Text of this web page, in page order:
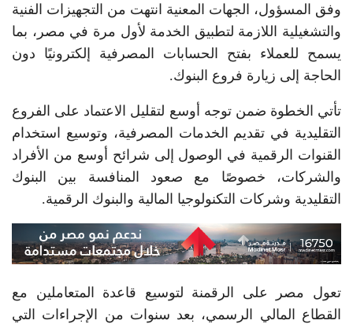
وفق المسؤول، الجهات المعنية انتهت من التجهيزات الفنية
والتشغيلية اللازمة لتطبيق الخدمة لأول مرة في مصر، بما
يسمح للعملاء بفتح الحسابات المصرفية إلكترونيًا دون
الحاجة إلى زيارة فروع البنوك.
تأتي الخطوة ضمن توجه أوسع لتقليل الاعتماد على الفروع
التقليدية في تقديم الخدمات المصرفية، وتوسيع استخدام
القنوات الرقمية في الوصول إلى شرائح أوسع من الأفراد
والشركات، خصوصًا مع صعود المنافسة بين البنوك
التقليدية وشركات التكنولوجيا المالية والبنوك الرقمية.
تعول مصر على الرقمنة لتوسيع قاعدة المتعاملين مع
القطاع المالي الرسمي، بعد سنوات من الإجراءات التي